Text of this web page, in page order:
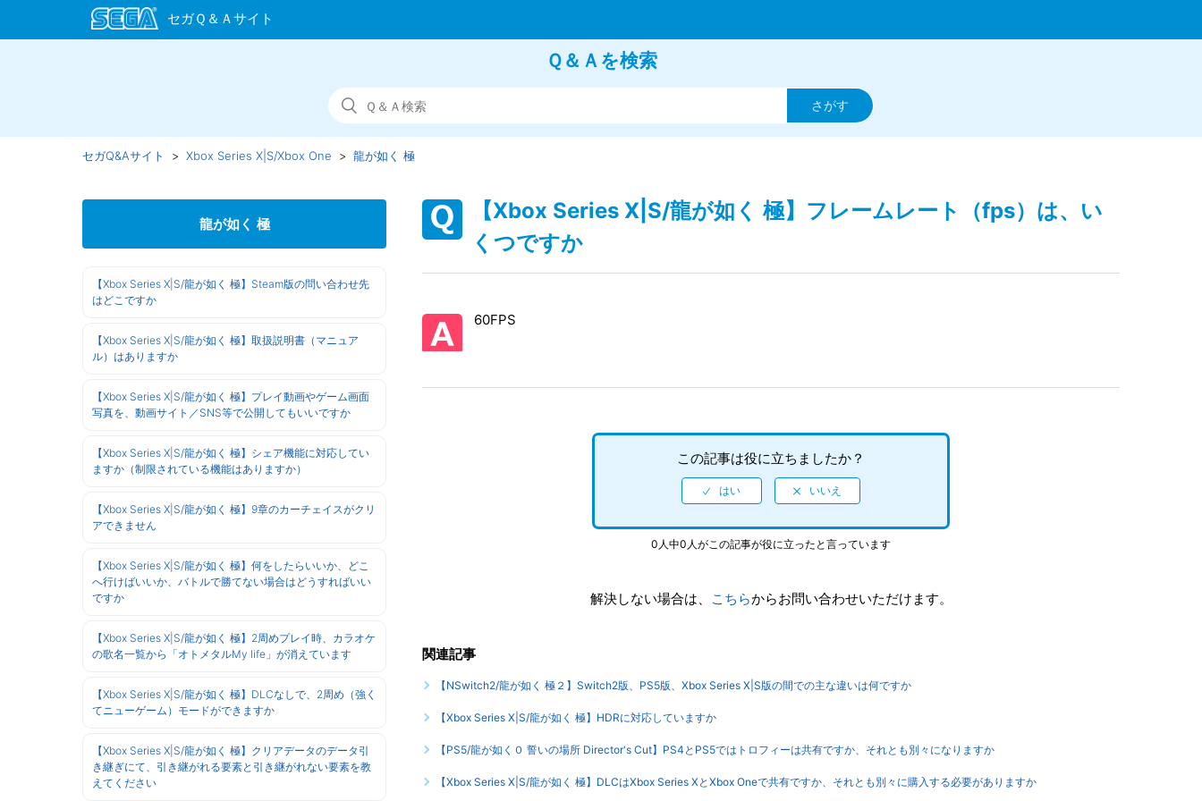
Ｑ＆Ａを検索
セガQ&Aサイト Xbox Series X|S/Xbox One 龍が如く 極
龍が如く 極
【Xbox Series X|S/龍が如く 極】Steam版の問い合わせ先
はどこですか
【Xbox Series X|S/龍が如く 極】取扱説明書（マニュア
ル）はありますか
【Xbox Series X|S/龍が如く 極】プレイ動画やゲーム画面
写真を、動画サイト／SNS等で公開してもいいですか
【Xbox Series X|S/龍が如く 極】シェア機能に対応してい
ますか（制限されている機能はありますか）
【Xbox Series X|S/龍が如く 極】9章のカーチェイスがクリ
アできません
【Xbox Series X|S/龍が如く 極】何をしたらいいか、どこ
へ行けばいいか、バトルで勝てない場合はどうすればいい
ですか
【Xbox Series X|S/龍が如く 極】2周めプレイ時、カラオケ
の歌名一覧から「オトメタルMy life」が消えています
【Xbox Series X|S/龍が如く 極】DLCなしで、2周め（強く
てニューゲーム）モードができますか
【Xbox Series X|S/龍が如く 極】クリアデータのデータ引
き継ぎにて、引き継がれる要素と引き継がれない要素を教
えてください
【Xbox Series X|S/龍が如く 極】フレームレート（fps）は、い
くつですか
60FPS
この記事は役に立ちましたか？
0人中0人がこの記事が役に立ったと言っています
解決しない場合は、 こちらからお問い合わせいただけます。
関連記事
【NSwitch2/龍が如く 極２】Switch2版、PS5版、Xbox Series X|S版の間での主な違いは何ですか
【Xbox Series X|S/龍が如く 極】HDRに対応していますか
【PS5/龍が如く０ 誓いの場所 Director's Cut】PS4とPS5ではトロフィーは共有ですか、それとも別々になりますか
【Xbox Series X|S/龍が如く 極】DLCはXbox Series XとXbox Oneで共有ですか、それとも別々に購入する必要がありますか